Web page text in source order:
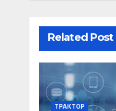
Related Post
ТРАКТОР